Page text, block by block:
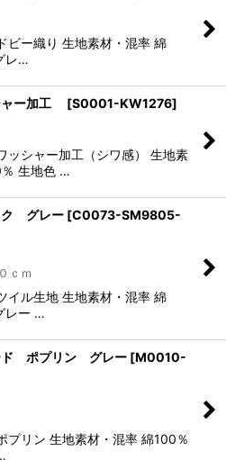
ビー織り 生地素材・混率 綿
レ…
ー加工 [S0001-KW1276]
ッシャー加工（シワ感） 生地素
生地色 …
グレー [C0073-SM9805-
ｃｍ
イル生地 生地素材・混率 綿
レー …
ポプリン グレー [M0010-
プリン 生地素材・混率 綿100％